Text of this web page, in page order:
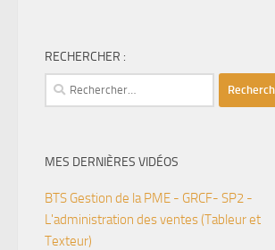
RECHERCHER :
Rechercher :
MES DERNIÈRES VIDÉOS
BTS Gestion de la PME - GRCF- SP2 -
L'administration des ventes (Tableur et
Texteur)